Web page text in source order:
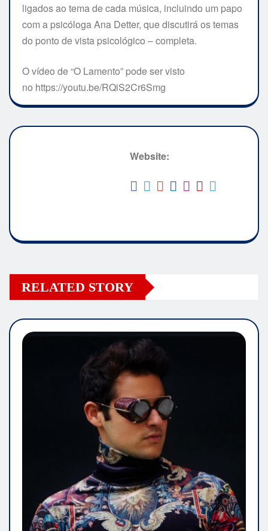
ligados ao tema de cada música, incluindo um papo
com a psicóloga Ana Detter, que discutirá os temas
do ponto de vista psicológico – completa.
O vídeo de “O Lamento” pode ser visto
no https://youtu.be/RQiS2Cr6Smg
Website:
RELATED STORY